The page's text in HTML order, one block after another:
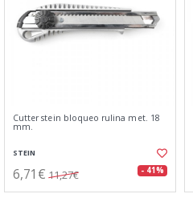
Cutter stein bloqueo rulina met. 18
mm.
STEIN
6,71€ 11,27€ - 41%